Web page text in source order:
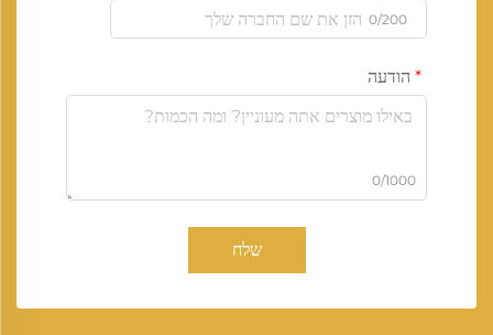
0/200
הודעה
0/1000
שלח